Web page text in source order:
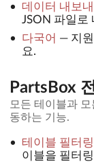
데이터 내보내
JSON 파일로
다국어 — 지
요.
PartsBox
모든 테이블과
동하는 기능.
테이블 필터링
이블을 필터